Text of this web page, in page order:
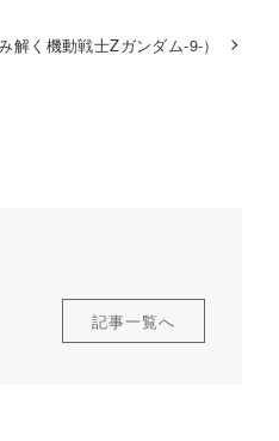
解く機動戦士Zガンダム-9-）
記事一覧へ